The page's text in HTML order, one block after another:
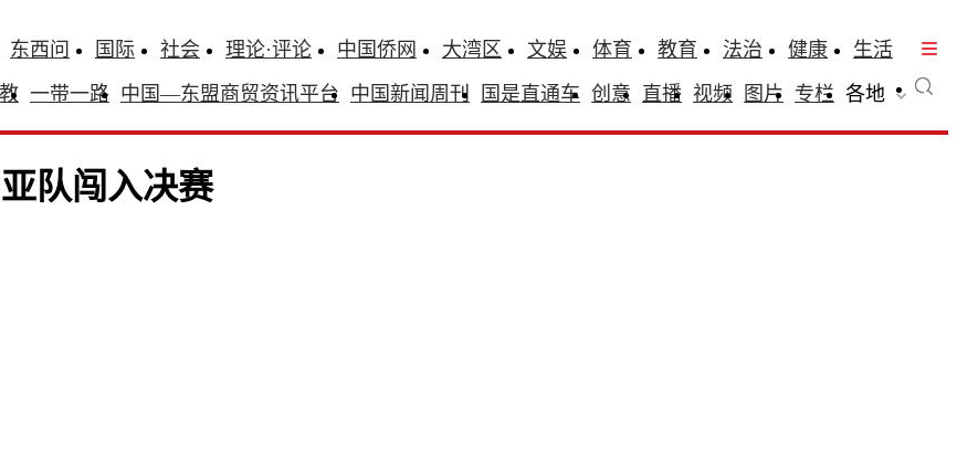
东西问 国际 社会 理论·评论 中国侨网 大湾区 文娱 体育 教育 法治 健康
生活
一带一路 中国—东盟商贸资讯平台 中国新闻周刊 国是直通车 创意 直播 视频 图片 专栏 各地
队闯入决赛